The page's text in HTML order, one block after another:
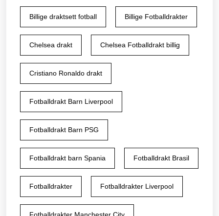
Billige draktsett fotball Billige Fotballdrakter
Chelsea drakt Chelsea Fotballdrakt billig
Cristiano Ronaldo drakt
Fotballdrakt Barn Liverpool
Fotballdrakt Barn PSG
Fotballdrakt barn Spania Fotballdrakt Brasil
Fotballdrakter Fotballdrakter Liverpool